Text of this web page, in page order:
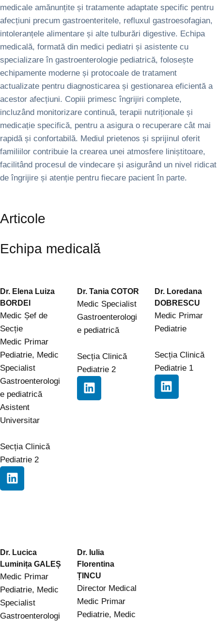
medicale amănunțite și tratamente adaptate specific pentru
afecțiuni precum gastroenteritele, refluxul gastroesofagian,
intoleranțele alimentare și alte tulburări digestive. Echipa
medicală, formată din medici pediatri și asistente cu
specializare în gastroenterologie pediatrică, folosește
echipamente moderne și protocoale de tratament
actualizate pentru diagnosticarea și gestionarea eficientă a
acestor afecțiuni. Copiii primesc îngrijiri complete,
incluzând monitorizare continuă, terapii nutriționale și
medicație specifică, pentru a asigura o recuperare cât mai
rapidă și confortabilă. Mediul prietenos și sprijinul oferit
familiilor contribuie la crearea unei atmosfere liniștitoare,
facilitând procesul de vindecare și asigurând un nivel ridicat
de îngrijire și atenție pentru fiecare pacient în parte.
Articole
Echipa medicală
Dr. Elena Luiza
BORDEI
Medic Șef de
Secție
Medic Primar
Pediatrie, Medic
Specialist
Gastroenterologi
e pediatrică
Asistent
Universitar
Secția Clinică
Pediatrie 2
Dr. Tania COTOR
Medic Specialist
Gastroenterologi
e pediatrică
Secția Clinică
Pediatrie 2
Dr. Loredana
DOBRESCU
Medic Primar
Pediatrie
Secția Clinică
Pediatrie 1
Dr. Lucica
Luminița GALEȘ
Medic Primar
Pediatrie, Medic
Specialist
Gastroenterologi
Dr. Iulia
Florentina
ȚINCU
Director Medical
Medic Primar
Pediatrie, Medic